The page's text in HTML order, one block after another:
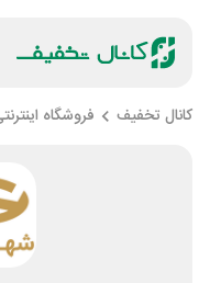
کانال تخفیف فروشگاه